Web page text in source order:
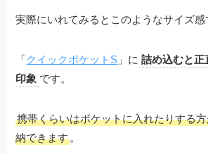
実際にいれてみるとこのようなサイズ感
「クイックポケットS 」に 詰め込むと正
印象 です。
携帯くらいはポケットに入れたりする
納できます 。